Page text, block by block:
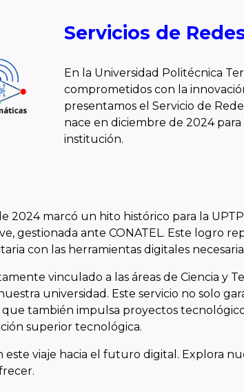
Servicios de
En la Universidad Politécnica
comprometidos con la
presentamos el Servicio de
nace en diciembre de 2024
institución.
2024 marcó un hito histórico para la
gestionada ante CONATEL. Este logro
con las herramientas digitales
vinculado a las áreas de Ciencia y
universidad. Este servicio no solo
que también impulsa proyectos
superior tecnológica.
este viaje hacia el futuro digital. Explora